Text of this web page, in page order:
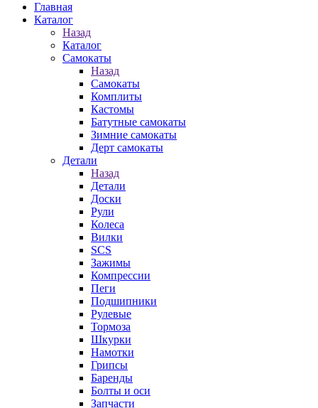
Главная
Каталог
Назад
Каталог
Самокаты
Назад
Самокаты
Комплиты
Кастомы
Батутные самокаты
Зимние самокаты
Дерт самокаты
Детали
Назад
Детали
Доски
Рули
Колеса
Вилки
SCS
Зажимы
Компрессии
Пеги
Подшипники
Рулевые
Тормоза
Шкурки
Намотки
Грипсы
Баренды
Болты и оси
Запчасти